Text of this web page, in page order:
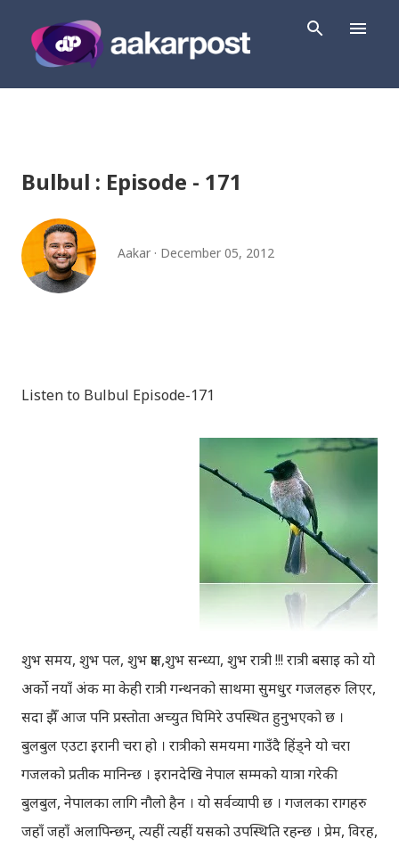
Bulbul : Episode - 171
Aakar December 05, 2012
Listen to Bulbul Episode-171
शुभ समय, शुभ पल, शुभ क्षण,शुभ सन्ध्या, शुभ रात्री !!! रात्री बसाइ को यो
अर्को नयाँ अंक मा केही रात्री गन्थनको साथमा सुमधुर गजलहरु लिएर,
सदा झैँ आज पनि प्रस्तोता अच्युत घिमिरे उपस्थित हुनुभएको छ ।
बुलबुल एउटा इरानी चरा हो । रात्रीको समयमा गाउँदै हिंड्‍ने यो चरा
गजलको प्रतीक मानिन्छ । इरानदेखि नेपाल सम्मको यात्रा गरेकी
बुलबुल, नेपालका लागि नौलो हैन । यो सर्वव्यापी छ । गजलका रागहरु
जहाँ जहाँ अलापिन्छन्, त्यहीं त्यहीं यसको उपस्थिति रहन्छ । प्रेम, विरह,